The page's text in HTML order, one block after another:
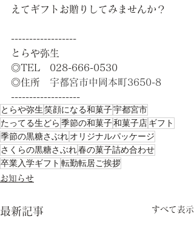
えてギフトお贈りしてみませんか？
------------------
とらや弥生
◎TEL　028-666-0530
◎住所 宇都宮市中岡本町3650-8
-------------------
とらや弥生笑顔になる和菓子宇都宮市
たってる生どら 季節の和菓子和菓子店ギフト
季節の黒糖さぶれオリジナルパッケージ
さくらの黒糖さぶれ春の菓子詰め合わせ
卒業入学ギフト 転勤転居ご挨拶
お知らせ
最新記事 すべて表示